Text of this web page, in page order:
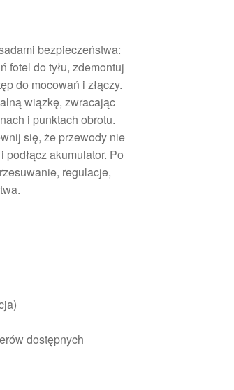
bezpieczeństwa:
fotel do tyłu, zdemontuj
do mocowań i złączy.
wiązkę, zwracając
i punktach obrotu.
się, że przewody nie
akumulator. Po
regulacje,
dostępnych